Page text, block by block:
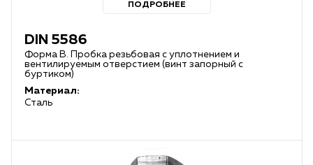
ПОДРОБНЕЕ
DIN 5586
Форма B. Пробка резьбовая с уплотнением и
вентилируемым отверстием (винт запорный с
буртиком)
Материал:
Сталь